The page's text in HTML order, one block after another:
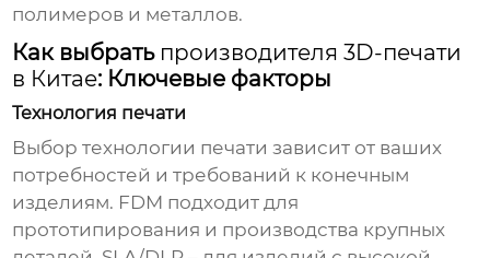
полимеров и металлов.
Как выбрать производителя 3D-печати
в Китае: Ключевые факторы
Технология печати
Выбор технологии печати зависит от ваших
потребностей и требований к конечным
изделиям. FDM подходит для
прототипирования и производства крупных